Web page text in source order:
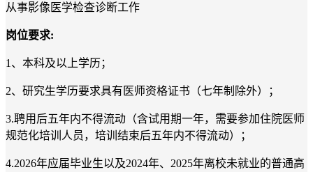
从事影像医学检查诊断工作
岗位要求:
1 、本科及以上学历；
2、研究生学历要求具有医师资格证书（七年制除外）；
3.聘用后五年内不得流动（含试用期一年，需要参加住院医师
规范化培训人员，培训结束后五年内不得流动）；
4.2026年应届毕业生以及2024年、 2025年离校未就业的普通高